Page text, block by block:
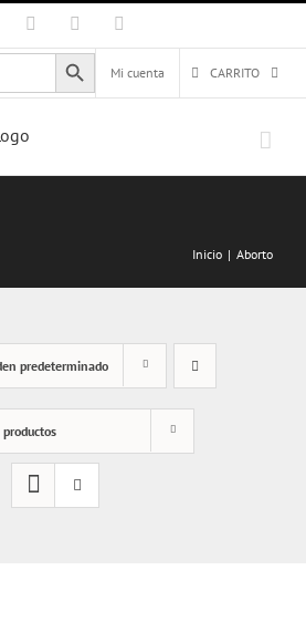
Facebook Instagram
Botón de búsqueda
Mi cuenta
CARRITO
Inicio Aborto
predeterminado